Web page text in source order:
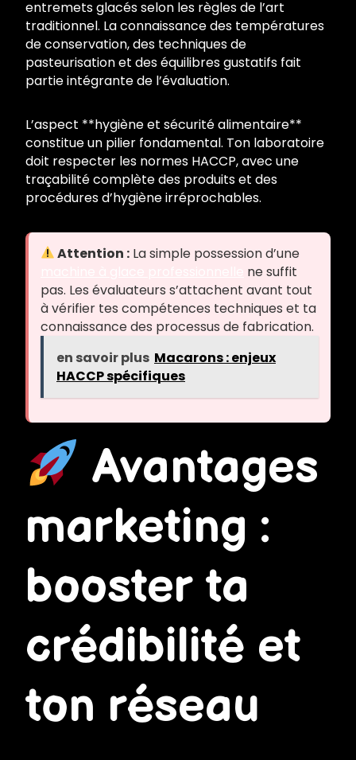
entremets glacés selon les règles de l’art
traditionnel. La connaissance des températures
de conservation, des techniques de
pasteurisation et des équilibres gustatifs fait
partie intégrante de l’évaluation.
L’aspect **hygiène et sécurité alimentaire**
constitue un pilier fondamental. Ton laboratoire
doit respecter les normes HACCP, avec une
traçabilité complète des produits et des
procédures d’hygiène irréprochables.
Attention : La simple possession d’une
ne suffit
pas. Les évaluateurs s’attachent avant tout
à vérifier tes compétences techniques et ta
connaissance des processus de fabrication.
en savoir plus Macarons : enjeux
HACCP spécifiques
Avantages
marketing :
booster ta
crédibilité et
ton réseau